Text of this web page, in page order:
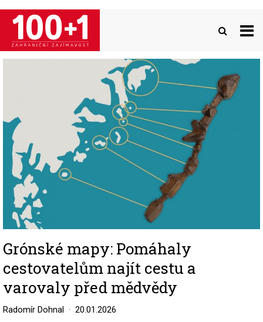
Přejít
hlavnímu
obsahu
Grónské mapy: Pomáhaly
cestovatelům najít cestu a
varovaly před mědvědy
Radomír Dohnal 20.01.2026